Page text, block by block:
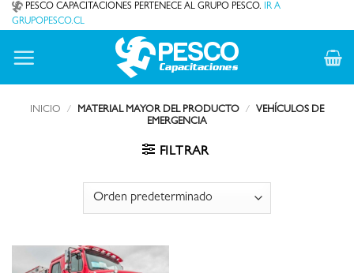
Saltar
al
contenido
PESCO CAPACITACIONES PERTENECE AL GRUPO PESCO. IR A
GRUPOPESCO.CL
INICIO / MATERIAL MAYOR DEL PRODUCTO /
VEHÍCULOS DE
EMERGENCIA
FILTRAR